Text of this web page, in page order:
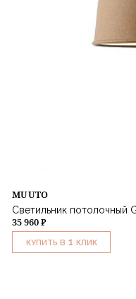
MUUTO
Светильник потолочный
35 960 ₽
КУПИТЬ В 1 КЛИК